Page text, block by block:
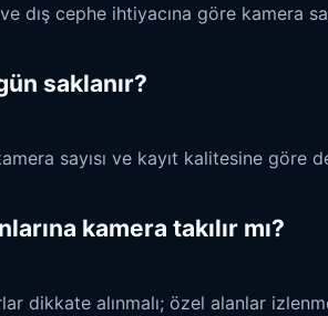
dış cephe ihtiyacına göre kamera
saklanır?
sayısı ve kayıt kalitesine göre
kamera takılır mı?
dikkate alınmalı; özel alanlar